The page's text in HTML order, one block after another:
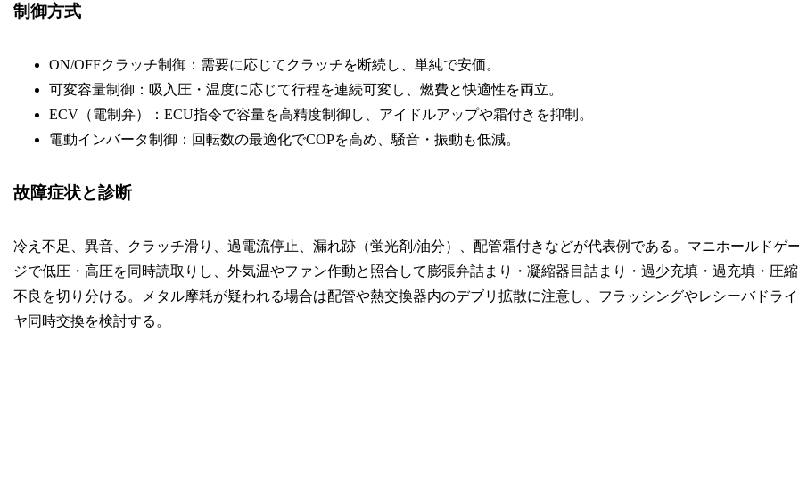
制御方式
ON/OFFクラッチ制御：需要に応じてクラッチを断続し、単純で安価。
可変容量制御：吸入圧・温度に応じて行程を連続可変し、燃費と快適性を両立。
ECV（電制弁）：ECU指令で容量を高精度制御し、アイドルアップや霜付きを抑制。
電動インバータ制御：回転数の最適化でCOPを高め、騒音・振動も低減。
故障症状と診断
冷え不足、異音、クラッチ滑り、過電流停止、漏れ跡（蛍光剤/油分）、配管霜付きなどが代表例である。マニホールドゲ
ジで低圧・高圧を同時読取りし、外気温やファン作動と照合して膨張弁詰まり・凝縮器目詰まり・過少充填・過充填・圧縮
不良を切り分ける。メタル摩耗が疑われる場合は配管や熱交換器内のデブリ拡散に注意し、フラッシングやレシーバドライ
ヤ同時交換を検討する。